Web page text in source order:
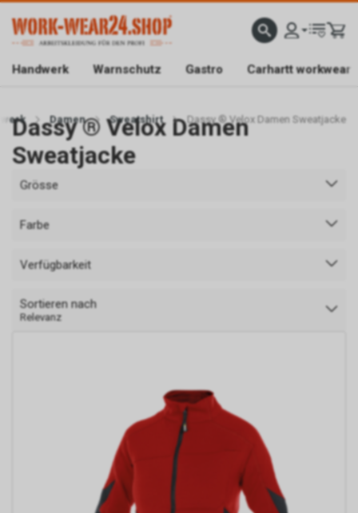
AB CHF 200.- FACHGESCHÄFT IN BAAR/ZG SICHER EINKAUFEN
Handwerk Warnschutz Gastro Carhartt workwear
Damen Sweatshirt Dassy ® Velox Damen Sweatjacke
Dassy ® Velox Damen
Sweatjacke
Grösse
Farbe
Verfügbarkeit
Sortieren nach
Relevanz